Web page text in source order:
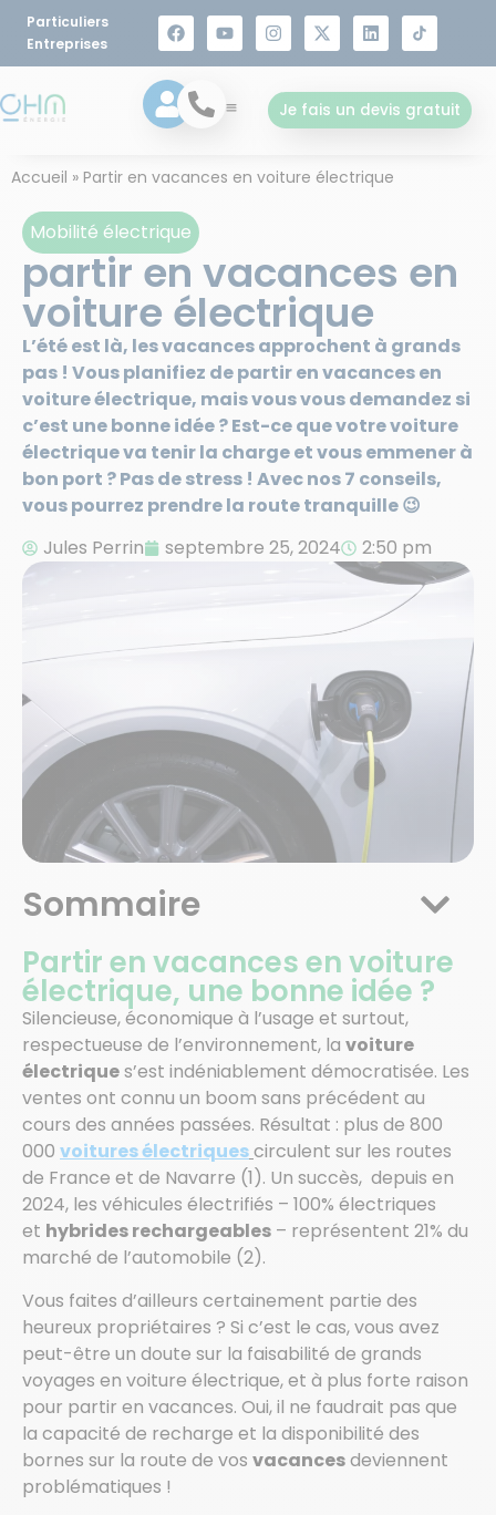
principal
Particuliers
Entreprises
Je fais un devis gratuit
Accueil » Partir en vacances en voiture électrique
Mobilité électrique
partir en vacances en
voiture électrique
L’été est là, les vacances approchent à grands
pas ! Vous planifiez de partir en vacances en
voiture électrique, mais vous vous demandez si
c’est une bonne idée ? Est-ce que votre voiture
électrique va tenir la charge et vous emmener à
bon port ? Pas de stress ! Avec nos 7 conseils,
vous pourrez prendre la route tranquille😉
Jules Perrin
septembre 25, 2024 2:50 pm
Sommaire
Partir en vacances en voiture
électrique, une bonne idée ?
Silencieuse, économique à l’usage et surtout,
respectueuse de l’environnement, la voiture
électriques’est indéniablement démocratisée. Les
ventes ont connu un boom sans précédent au
cours des années passées. Résultat : plus de 800
000 voitures électriquescirculent sur les routes
de France et de Navarre (1). Un succès, depuis en
2024, les véhicules électrifiés – 100% électriques
et hybrides rechargeables – représentent 21% du
marché de l’automobile (2).
Vous faites d’ailleurs certainement partie des
heureux propriétaires ? Si c’est le cas, vous avez
peut-être un doute sur la faisabilité de grands
voyages en voiture électrique, et à plus forte raison
pour partir en vacances. Oui, il ne faudrait pas que
la capacité de recharge et la disponibilité des
bornes sur la route de vos vacancesdeviennent
problématiques !